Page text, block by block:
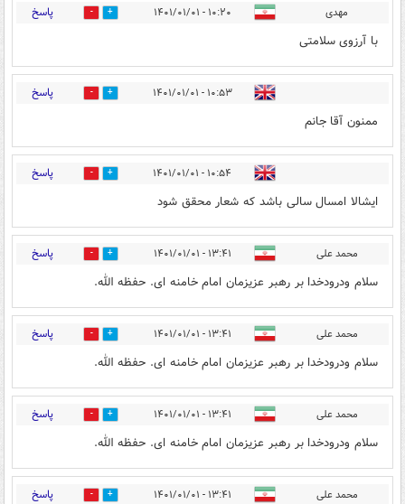
مهدی ۱۰:۲۰ - ۱۴۰۱/۰۱/۰۱ 2 پاسخ
با آرزوی سلامتی
۱۰:۵۳ - ۱۴۰۱/۰۱/۰۱ 1 پاسخ
ممنون آقا جانم
۱۰:۵۴ - ۱۴۰۱/۰۱/۰۱ 0 پاسخ
ایشالا امسال سالی باشد که شعار محقق شود
محمد علی ۱۳:۴۱ - ۱۴۰۱/۰۱/۰۱ 2 پاسخ
سلام ودرودخدا بر رهبر عزیزمان امام خامنه ای. حفظه الله.
محمد علی ۱۳:۴۱ - ۱۴۰۱/۰۱/۰۱ 2 پاسخ
سلام ودرودخدا بر رهبر عزیزمان امام خامنه ای. حفظه الله.
محمد علی ۱۳:۴۱ - ۱۴۰۱/۰۱/۰۱ 2 پاسخ
سلام ودرودخدا بر رهبر عزیزمان امام خامنه ای. حفظه الله.
محمد علی ۱۳:۴۱ - ۱۴۰۱/۰۱/۰۱ 2 پاسخ